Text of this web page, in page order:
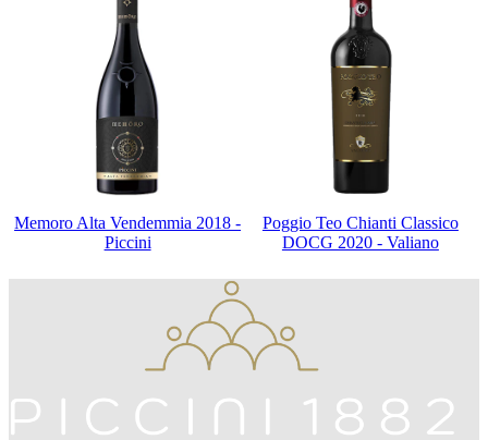
Memoro Alta Vendemmia 2018 -
Piccini
Poggio Teo Chianti Classico
DOCG 2020 - Valiano